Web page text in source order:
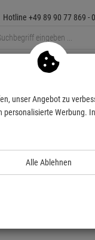
Hotline +49 89 90 77 869 - 0
Medientechnik
Stagewheel DAP-Audio
unser Angebot zu
Werbung.
Alle Ablehnen